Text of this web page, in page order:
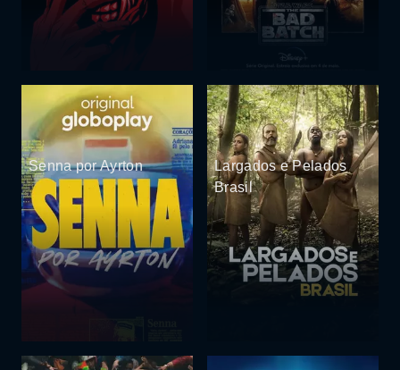
Senna por Ayrton
Largados e Pelados
Brasil